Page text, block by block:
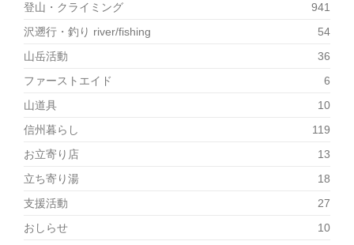
登山・クライミング
941
沢遡行・釣り river/fishing
54
山岳活動
36
ファーストエイド
6
山道具
10
信州暮らし
119
お立寄り店
13
立ち寄り湯
18
支援活動
27
おしらせ
10